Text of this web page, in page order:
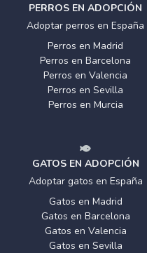
PERROS EN ADOPCIÓN
Adoptar perros en España
Perros en Madrid
Perros en Barcelona
Perros en Valencia
Perros en Sevilla
Perros en Murcia
GATOS EN ADOPCIÓN
Adoptar gatos en España
Gatos en Madrid
Gatos en Barcelona
Gatos en Valencia
Gatos en Sevilla